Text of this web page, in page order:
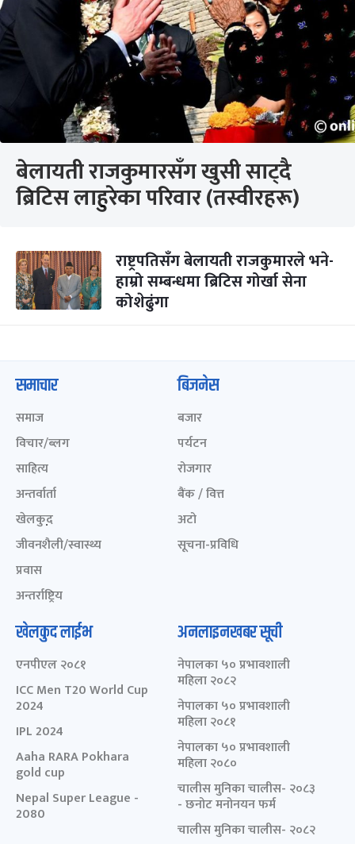
बेलायती राजकुमारसँग खुसी साट्दै
ब्रिटिस लाहुरेका परिवार (तस्वीरहरू)
राष्ट्रपतिसँग बेलायती राजकुमारले भने-
हाम्रो सम्बन्धमा ब्रिटिस गोर्खा सेना
कोशेढुंगा
समाचार
समाज
विचार/ब्लग
साहित्य
अन्तर्वार्ता
खेलकुद़़
जीवनशैली/स्वास्थ्य
प्रवास
अन्तर्राष्ट्रिय
बिजनेस
बजार
पर्यटन
रोजगार
बैंक / वित्त
अटो
सूचना-प्रविधि
खेलकुद लाईभ
एनपीएल २०८१
ICC Men T20 World Cup
2024
IPL 2024
Aaha RARA Pokhara
gold cup
Nepal Super League -
2080
अनलाइनखबर सूची
नेपालका ५० प्रभावशाली
महिला २०८२
नेपालका ५० प्रभावशाली
महिला २०८१
नेपालका ५० प्रभावशाली
महिला २०८०
चालीस मुनिका चालीस- २०८३
- छनोट मनोनयन फर्म
चालीस मुनिका चालीस- २०८२